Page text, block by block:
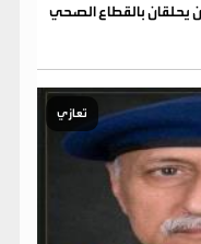
يحلقان بالقطاع الصحي
تعازي